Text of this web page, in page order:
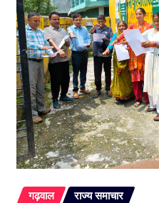
गढ़वाल
राज्य समाचार